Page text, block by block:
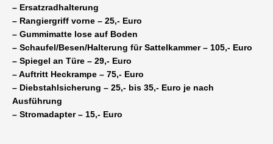
– Ersatzradhalterung
– Rangiergriff vorne – 25,- Euro
– Gummimatte lose auf Boden
– Schaufel/Besen/Halterung für Sattelkammer – 105,- Euro
– Spiegel an Türe – 29,- Euro
– Auftritt Heckrampe – 75,- Euro
– Diebstahlsicherung – 25,- bis 35,- Euro je nach
Ausführung
– Stromadapter – 15,- Euro